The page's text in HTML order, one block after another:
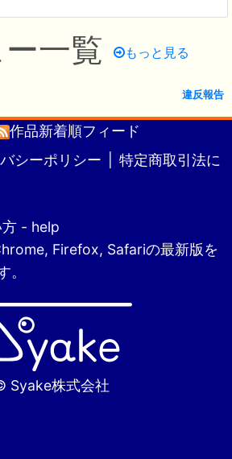
一覧 もっと見る
違反報告
作品新着順フィード
シーポリシー
特定商取引法に
- help
Firefox, Safariの最新版を
。
Syake株式会社